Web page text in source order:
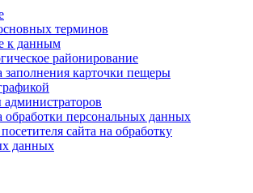
терминов
к данным
районирование
заполнения карточки пещеры
обработки персональных данных
сайта на обработку
данных